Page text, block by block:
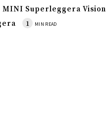
MINI Superleggera Vision
1 MIN READ